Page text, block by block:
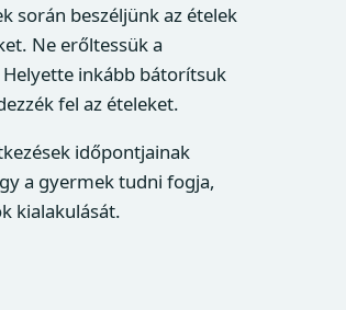
során beszéljünk az ételek
Ne erőltessük a
inkább bátorítsuk
fel az ételeket.
időpontjainak
a gyermek tudni fogja,
kialakulását.